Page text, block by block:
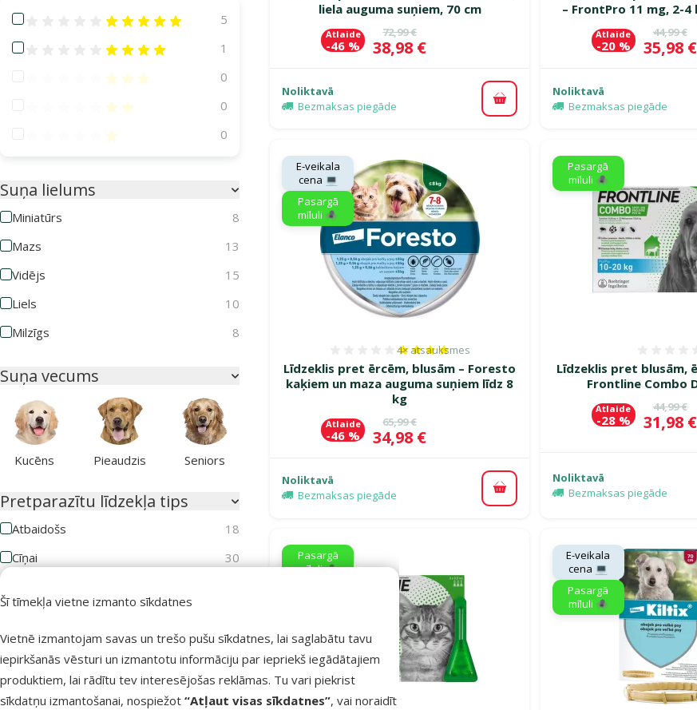
Šī tīmekļa vietne izmanto sīkdatnes
Vietnē izmantojam savas un trešo pušu sīkdatnes, lai saglabātu tavu
iepirkšanās vēsturi un izmantotu informāciju par iepriekš iegādātajiem
produktiem, lai rādītu tev interesējošas reklāmas. Tu vari piekrist
sīkdatņu izmantošanai, nospiežot “Atļaut visas sīkdatnes”, vai noraidīt
Atsauksmes 100%
5
Atsauksmes 80%
1
Atsauksmes 60%
0
Atsauksmes 40%
0
Atsauksmes 20%
0
Suņa lielums
Miniatūrs
8
Mazs
13
Vidējs
15
Liels
10
Milzīgs
8
Suņa vecums
Kucēns Pieaudzis Seniors
Pretparazītu līdzekļa tips
Atbaidošs
18
Cīņai
30
Kaķa vecums
Kaķēns Pieaudzis Seniors
liela auguma suņiem, 70 cm
Oriģinālā cena
72,99 €
Cena
38,98 €
Atlaide
-46 %
Noliktavā
Bezmaksas piegāde
Pievienot grozam
– FrontPro 11 mg, 2-
44,99 €
Cena
35,98 €
Atlaide
-20 %
Noliktavā
Bezmaksas piegāde
Līdzeklis pret ērcēm, blusām – Foresto
kaķiem un maza auguma suņiem līdz 8
kg
Atsauksmes 80%, reitingu skaits: 4
4× atsauksmes
Oriģinālā cena
65,99 €
Cena
34,98 €
Atlaide
-46 %
E-veikala
cena 💻
Pasargā
mīluli 🕷️
Noliktavā
Bezmaksas piegāde
Pievienot grozam
Līdzeklis pret blusām,
Frontline Combo
44,99 €
Cena
31,98 €
Atlaide
-28 %
Pasargā
mīluli 🕷️
Noliktavā
Bezmaksas piegāde
Pasargā
mīluli 🕷️
E-veikala
cena 💻
Pasargā
mīluli 🕷️